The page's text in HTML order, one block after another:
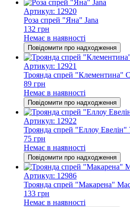
Артикул: 12920
Роза спрей "Яна" Jana
132 грн
Немає в наявності
Повідомити про надходження
Артикул: 12921
Троянда спрей "Клементина"
89 грн
Немає в наявності
Повідомити про надходження
Артикул: 12922
Троянда спрей "Еллоу
75 грн
Немає в наявності
Повідомити про надходження
Артикул: 12986
Троянда спрей "Макарена"
133 грн
Немає в наявності